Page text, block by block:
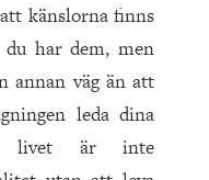
känslorna finns
har dem, men
annan väg än att
leda dina
livet är inte